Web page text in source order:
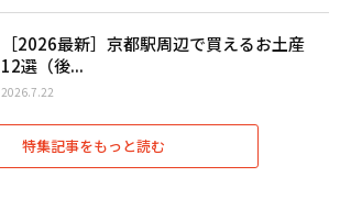
［2026最新］京都駅周辺で買えるお土産
12選（後...
2026.7.22
特集記事をもっと読む